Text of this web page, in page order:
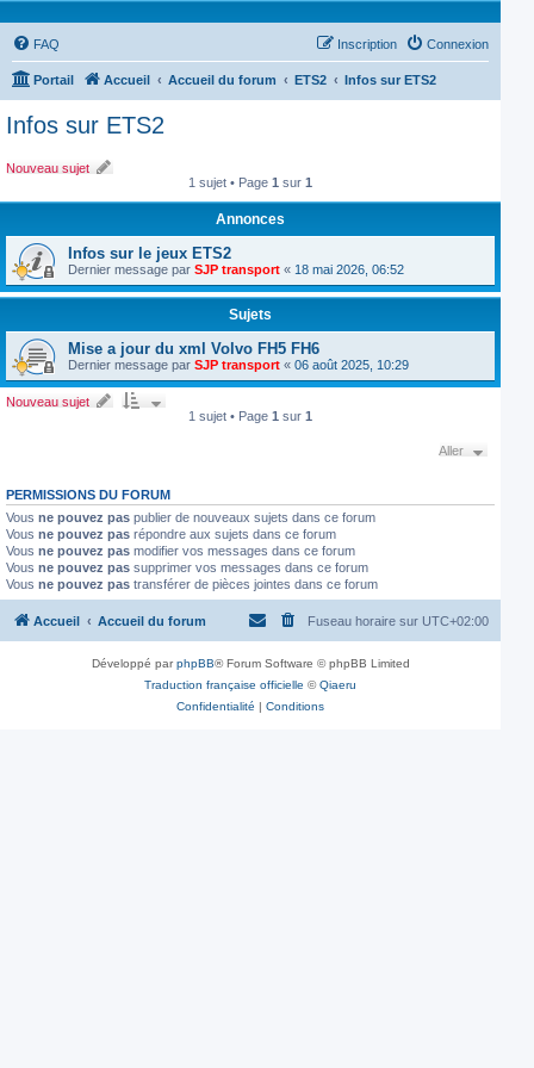
FAQ Connexion
Inscription
Portail Accueil Accueil du forum ETS2 Infos sur ETS2
Infos sur ETS2
Nouveau sujet
1 sujet • Page 1 sur 1
Annonces
Infos sur le jeux ETS2
Dernier message par SJP transport « 18 mai 2026, 06:52
Sujets
Mise a jour du xml Volvo FH5 FH6
Dernier message par SJP transport « 06 août 2025, 10:29
Nouveau sujet
1 sujet • Page 1 sur 1
Aller
PERMISSIONS DU FORUM
Vous ne pouvez pas publier de nouveaux sujets dans ce forum
Vous ne pouvez pas répondre aux sujets dans ce forum
Vous ne pouvez pas modifier vos messages dans ce forum
Vous ne pouvez pas supprimer vos messages dans ce forum
Vous ne pouvez pas transférer de pièces jointes dans ce forum
Accueil Accueil du forum Fuseau horaire sur UTC+02:00
Développé parphpBB® Forum Software © phpBB Limited
Traduction française officielle ©Qiaeru
Confidentialité | Conditions